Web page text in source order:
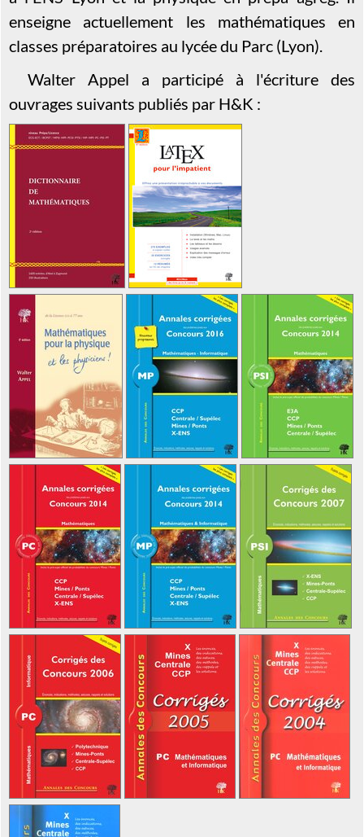
enseigne actuellement les mathématiques en
classes préparatoires au lycée du Parc (Lyon).
Walter Appel a participé à l'écriture des
ouvrages suivants publiés par H&K :